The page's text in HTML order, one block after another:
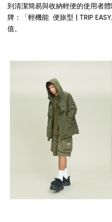
到清潔簡易與收納輕便的使用者
牌：「輕機能 便旅型 | TRIP
值。